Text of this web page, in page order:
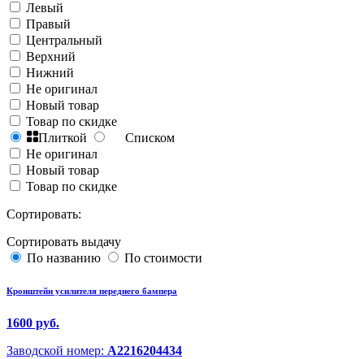
Левый
Правый
Центральный
Верхний
Нижний
Не оригинал
Новый товар
Товар по скидке
Плиткой
Списком
Не оригинал
Новый товар
Товар по скидке
Сортировать:
Сортировать выдачу
По названию
По стоимости
Кронштейн усилителя переднего бампера
1600 руб.
Заводской номер: A2216204434